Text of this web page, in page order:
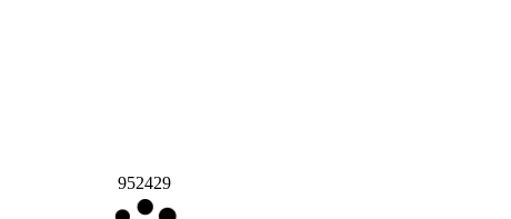
952429